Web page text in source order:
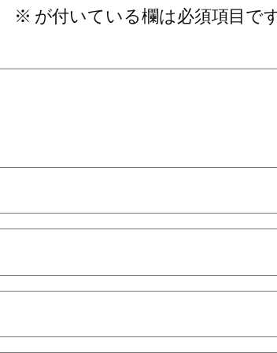
※ が付いている欄は必須項目で